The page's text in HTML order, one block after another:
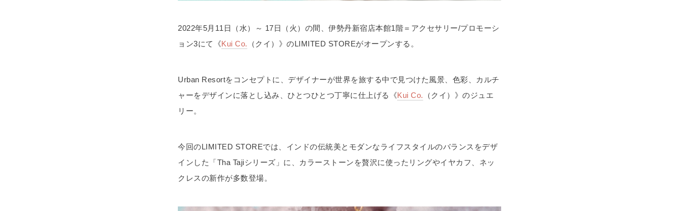
2022年5月11日（水）～ 17日（火）の間、伊勢丹新宿店本館1階＝アクセサリー/プロモーシ
ョン3にて《Kui Co. （クイ）》のLIMITED STOREがオープンする。
Urban Resortをコンセプトに、デザイナーが世界を旅する中で見つけた風景、色彩、カルチ
ャーをデザインに落とし込み、ひとつひとつ丁寧に仕上げる《Kui Co. （クイ）》のジュエ
リー。
今回のLIMITED STOREでは、インドの伝統美とモダンなライフスタイルのバランスをデザ
インした「Tha Tajiシリーズ」に、カラーストーンを贅沢に使ったリングやイヤカフ、ネッ
クレスの新作が多数登場。